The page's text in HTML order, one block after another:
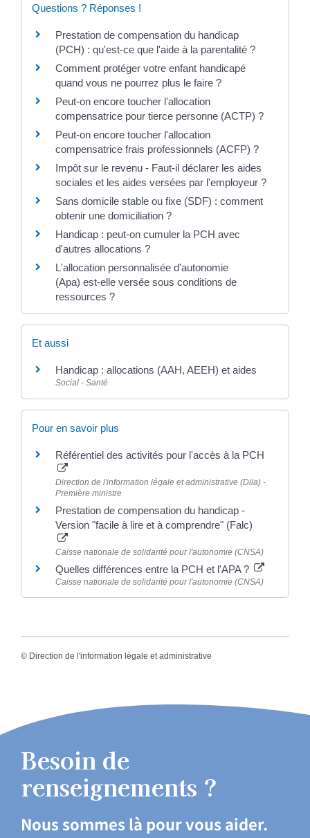
Questions ? Réponses !
Prestation de compensation du handicap
(PCH) : qu'est-ce que l'aide à la parentalité ?
Comment protéger votre enfant handicapé
quand vous ne pourrez plus le faire ?
Peut-on encore toucher l'allocation
compensatrice pour tierce personne (ACTP) ?
Peut-on encore toucher l'allocation
compensatrice frais professionnels (ACFP) ?
Impôt sur le revenu - Faut-il déclarer les aides
sociales et les aides versées par l'employeur ?
Sans domicile stable ou fixe (SDF) : comment
obtenir une domiciliation ?
Handicap : peut-on cumuler la PCH avec
d'autres allocations ?
L'allocation personnalisée d'autonomie
(Apa) est-elle versée sous conditions de
ressources ?
Et aussi
Handicap : allocations (AAH, AEEH) et aides
Social - Santé
Pour en savoir plus
Référentiel des activités pour l'accès à la PCH
Direction de l'information légale et administrative (Dila) -
Première ministre
Prestation de compensation du handicap -
Version "facile à lire et à comprendre" (Falc)
Caisse nationale de solidarité pour l'autonomie (CNSA)
Quelles différences entre la PCH et l'APA ?
Caisse nationale de solidarité pour l'autonomie (CNSA)
© Direction de l'information légale et administrative
Besoin de
renseignements ?
Nous sommes là pour vous aider.